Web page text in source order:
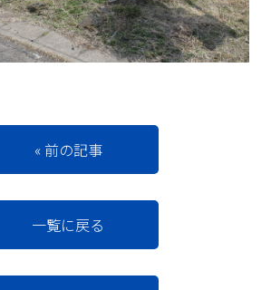
« 前の記事
一覧に戻る